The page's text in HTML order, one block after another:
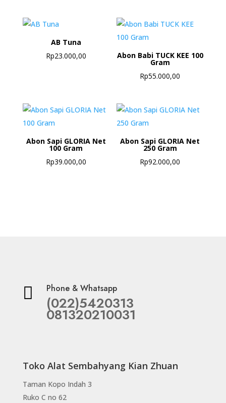
AB Tuna
Rp23.000,00 Abon Babi TUCK KEE 100
Gram
Rp55.000,00
Abon Sapi GLORIA Net
100 Gram
Rp39.000,00
Abon Sapi GLORIA Net
250 Gram
Rp92.000,00
 Phone & Whatsapp
(022)5420313
081320210031
Toko Alat Sembahyang Kian Zhuan
Taman Kopo Indah 3
Ruko C no 62